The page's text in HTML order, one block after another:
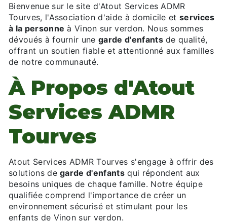
Bienvenue sur le site d'Atout Services ADMR
Tourves, l'Association d'aide à domicile etservices
à la personne à Vinon sur verdon. Nous sommes
dévoués à fournir unegarde d'enfantsde qualité,
offrant un soutien fiable et attentionné aux familles
de notre communauté.
À Propos d'Atout
Services ADMR
Tourves
Atout Services ADMR Tourves s'engage à offrir des
solutions degarde d'enfantsqui répondent aux
besoins uniques de chaque famille. Notre équipe
qualifiée comprend l'importance de créer un
environnement sécurisé et stimulant pour les
enfants de Vinon sur verdon.